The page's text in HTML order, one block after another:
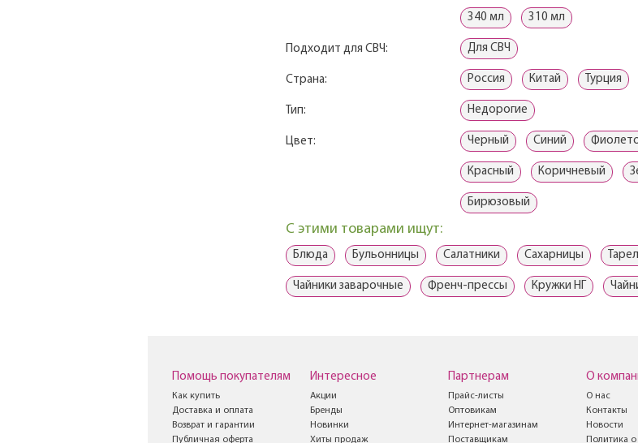
340 мл 310 мл
Подходит для СВЧ: Для СВЧ
Страна: Россия Китай Турция
Тип: Недорогие
Цвет: Черный Синий
Красный Коричневый
Бирюзовый
С этими товарами ищут:
Блюда Бульонницы Салатники Сахарницы
Чайники заварочные Френч-прессы Кружки НГ
Помощь покупателям
Как купить
Доставка и оплата
Возврат и гарантии
Публичная оферта
Интересное
Акции
Бренды
Новинки
Хиты продаж
Партнерам
Прайс-листы
Оптовикам
Интернет-магазинам
Поставщикам
О
О нас
Контакты
Новости
Политика